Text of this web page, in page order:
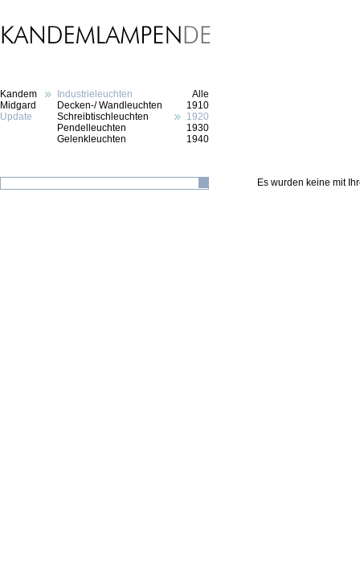
Kandem
Midgard
Update
Industrieleuchten
Decken-/ Wandleuchten
Schreibtischleuchten
Pendelleuchten
Gelenkleuchten
Alle
1910
1920
1930
1940
Es wurden keine mit